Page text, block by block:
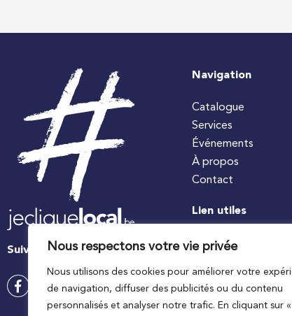
Nous respectons votre vie privée
Nous utilisons des cookies pour améliorer votre
de navigation, diffuser des publicités ou du contenu
personnalisés et analyser notre trafic. En cliquant sur
Suivez-nous
Navigation
Catalogue
Services
Événements
À propos
Contact
Lien utiles
#jecuisinelocal
Ministre wallon de